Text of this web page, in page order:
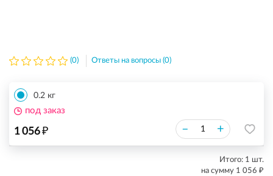
(0) Ответы на вопросы (0)
0.2 кг
1 056₽ – +
под заказ
Итого: 1 шт.
на сумму 1 056 ₽